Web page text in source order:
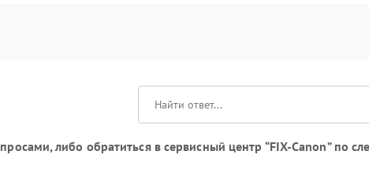
либо обратиться в сервисный центр “FIX-Canon” по